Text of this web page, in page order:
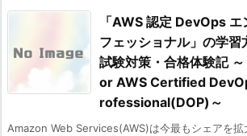
「AWS 認定 DevOps エ
フェッショナル」の学習
試験対策・合格体験記
or AWS Certified
rofessional(DOP)～
Amazon Web Services(AWS)は今最もシェアを拡